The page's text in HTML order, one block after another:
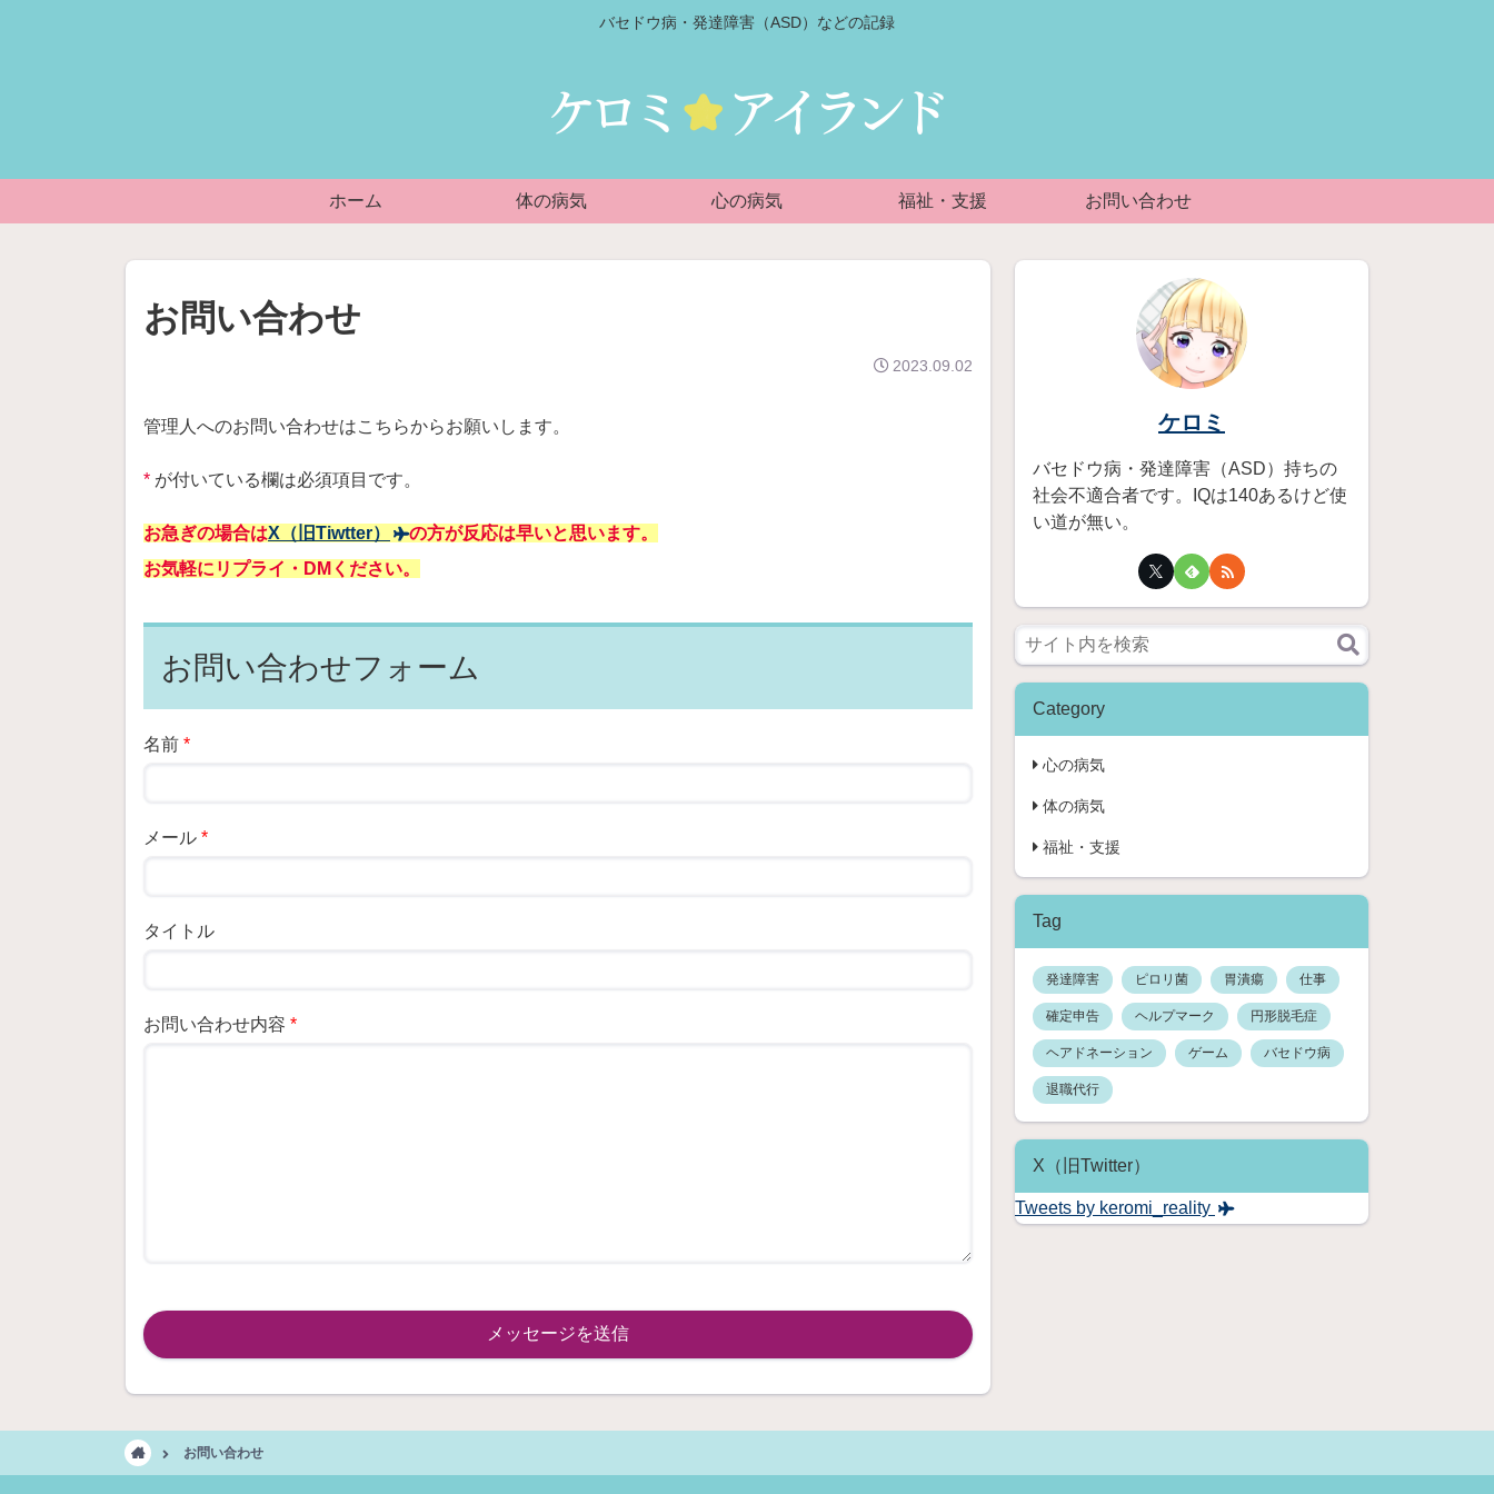
バセドウ病・発達障害（ASD）などの記録
ホーム 体の病気 心の病気 福祉・支援 お問い合わせ
お問い合わせ
2023.09.02
管理人へのお問い合わせはこちらからお願いします。
* が付いている欄は必須項目です。
お急ぎの場合はX（旧Tiwtter）
の方が反応は早いと思います。
お気軽にリプライ・DMください。
お問い合わせフォーム
名前 *
メール *
タイトル
お問い合わせ内容 *
ケロミ
バセドウ病・発達障害（ASD）持ちの
社会不適合者です。IQは140あるけど使
い道が無い。
Category
心の病気
体の病気
福祉・支援
Tag
発達障害 ピロリ菌 胃潰瘍 仕事
確定申告 ヘルプマーク 円形脱毛症
ヘアドネーション ゲーム バセドウ病
退職代行
X（旧Twitter）
Tweets by keromi_reality
お問い合わせ